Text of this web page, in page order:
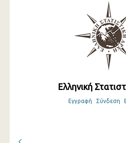
Ελληνική
Εγγραφή Σύνδεση